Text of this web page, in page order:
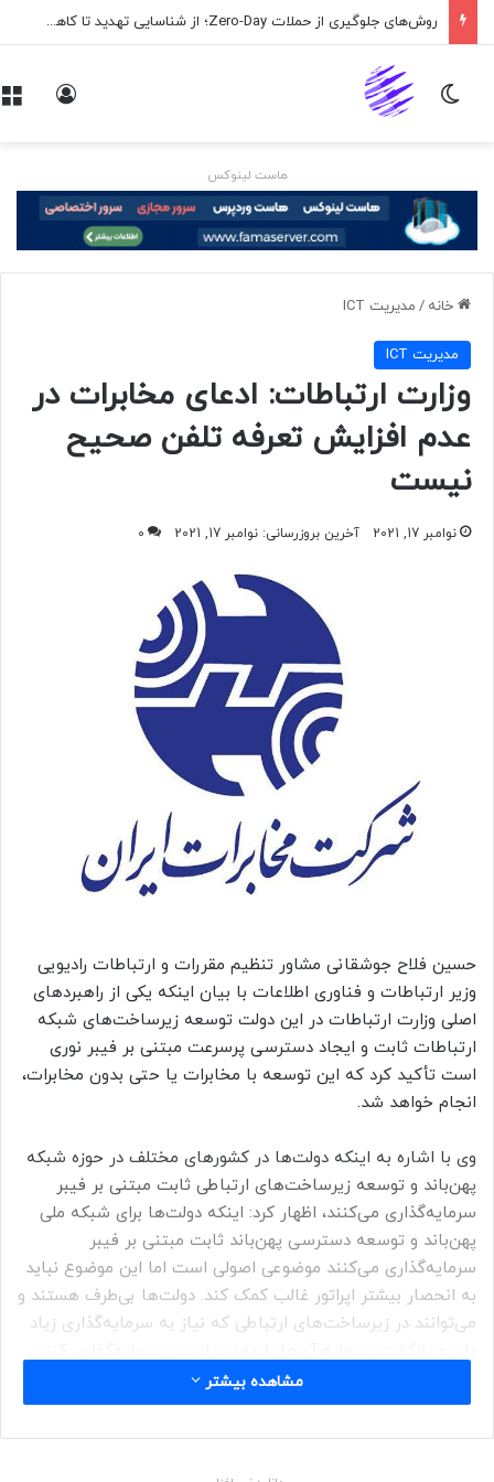
روش‌های جلوگیری از حملات Zero-Day؛ از شناسایی تهدید تا کاهش ریسک
تغییر پوسته
هاست لینوکس
خانه / مديريت ICT
مديريت ICT
وزارت ارتباطات: ادعای مخابرات در
عدم افزایش تعرفه تلفن صحیح
نیست
نوامبر 17, 2021 آخرین بروزرسانی: نوامبر 17, 2021 0
حسین فلاح جوشقانی مشاور تنظیم مقررات و ارتباطات رادیویی
وزیر ارتباطات و فناوری اطلاعات با بیان اینکه یکی از راهبردهای
اصلی وزارت ارتباطات در این دولت توسعه زیرساخت‌های شبکه
ارتباطات ثابت و ایجاد دسترسی پرسرعت مبتنی بر فیبر نوری
است تأکید کرد که این توسعه با مخابرات یا حتی بدون مخابرات،
انجام خواهد شد.
وی با اشاره به اینکه دولت‌ها در کشورهای مختلف در حوزه شبکه
پهن‌باند و توسعه زیرساخت‌های ارتباطی ثابت مبتنی بر فیبر
سرمایه‌گذاری می‌کنند، اظهار کرد: اینکه دولت‌ها برای شبکه ملی
پهن‌باند و توسعه دسترسی پهن‌باند ثابت مبتنی بر فیبر
سرمایه‌گذاری می‌کنند موضوعی اصولی است اما این موضوع نباید
به انحصار بیشتر اپراتور غالب کمک کند. دولت‌ها بی‌طرف هستند و
می‌توانند در زیرساخت‌های ارتباطی که نیاز به سرمایه‌گذاری زیاد
به گزارشنیوزلناز مهر، فلاح جوشقانی توضیح داد: از ابتدا در
موافقت‌نامه پروانه شرکت مخابرات تصریح شد که این شرکت
مشاهده بیشتر